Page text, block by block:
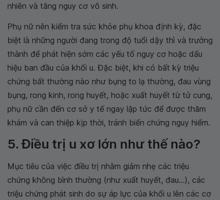
nhiên và tăng nguy cơ vô sinh.
Phụ nữ nên kiểm tra sức khỏe phụ khoa định kỳ, đặc
biệt là những người đang trong độ tuổi dậy thì và trưởng
thành để phát hiện sớm các yếu tố nguy cơ hoặc dấu
hiệu ban đầu của khối u. Đặc biệt, khi có bất kỳ triệu
chứng bất thường nào như bụng to lạ thường, đau vùng
bụng, rong kinh, rong huyết, hoặc xuất huyết từ tử cung,
phụ nữ cần đến cơ sở y tế ngay lập tức để được thăm
khám và can thiệp kịp thời, tránh biến chứng nguy hiểm.
5. Điều trị u xơ lớn như thế nào?
Mục tiêu của việc điều trị nhằm giảm nhẹ các triệu
chứng không bình thường (như xuất huyết, đau…), các
triệu chứng phát sinh do sự áp lực của khối u lên các cơ